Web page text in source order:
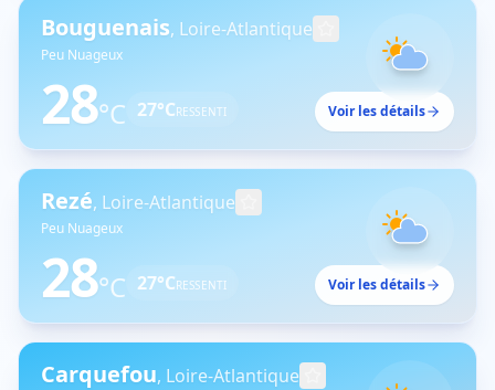
Bouguenais, Loire-Atlantique
Peu Nuageux
28°C 27°CRESSENTI Voir les détails
Rezé, Loire-Atlantique
Peu Nuageux
28°C 27°CRESSENTI Voir les détails
Carquefou, Loire-Atlantique